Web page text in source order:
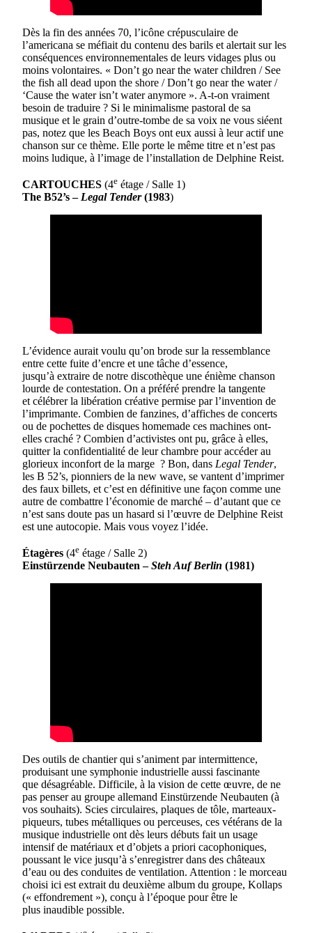
Dès la fin des années 70, l’icône crépusculaire de
l’americana se méfiait du contenu des barils et alertait sur les
conséquences environnementales de leurs vidages plus ou
moins volontaires. « Don’t go near the water children / See
the fish all dead upon the shore / Don’t go near the water /
‘Cause the water isn’t water anymore ». A-t-on vraiment
besoin de traduire ? Si le minimalisme pastoral de sa
musique et le grain d’outre-tombe de sa voix ne vous siéent
pas, notez que les Beach Boys ont eux aussi à leur actif une
chanson sur ce thème. Elle porte le même titre et n’est pas
moins ludique, à l’image de l’installation de Delphine Reist.
CARTOUCHES (4e étage / Salle 1)
The B52’s – Legal Tender(1983)
L’évidence aurait voulu qu’on brode sur la ressemblance
entre cette fuite d’encre et une tâche d’essence,
jusqu’à extraire de notre discothèque une énième chanson
lourde de contestation. On a préféré prendre la tangente
et célébrer la libération créative permise par l’invention de
l’imprimante. Combien de fanzines, d’affiches de concerts
ou de pochettes de disques homemade ces machines ont-
elles craché ? Combien d’activistes ont pu, grâce à elles,
quitter la confidentialité de leur chambre pour accéder au
glorieux inconfort de la marge ? Bon, dans Legal Tender,
les B 52’s, pionniers de la new wave, se vantent d’imprimer
des faux billets, et c’est en définitive une façon comme une
autre de combattre l’économie de marché – d’autant que ce
n’est sans doute pas un hasard si l’œuvre de Delphine Reist
est une autocopie. Mais vous voyez l’idée.
Étagères (4e étage / Salle 2)
Einstürzende Neubauten –Steh Auf Berlin (1981)
Des outils de chantier qui s’animent par intermittence,
produisant une symphonie industrielle aussi fascinante
que désagréable. Difficile, à la vision de cette œuvre, de ne
pas penser au groupe allemand Einstürzende Neubauten (à
vos souhaits). Scies circulaires, plaques de tôle, marteaux-
piqueurs, tubes métalliques ou perceuses, ces vétérans de la
musique industrielle ont dès leurs débuts fait un usage
intensif de matériaux et d’objets a priori cacophoniques,
poussant le vice jusqu’à s’enregistrer dans des châteaux
d’eau ou des conduites de ventilation. Attention : le morceau
choisi ici est extrait du deuxième album du groupe, Kollaps
(« effondrement »), conçu à l’époque pour être le
plus inaudible possible.